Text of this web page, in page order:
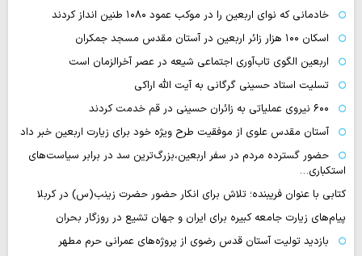
خادمانی که نوای اربعین را در موکب عمود ۱۰۸۰ طنین انداز کردند
اسکان ۱۰۰ هزار زائر اربعین در آستان مقدس مسجد جمکران
اربعین الگوی تاب‌آوری اجتماعی شیعه در عصر آخرالزمان است
تسلیت استاد حسینی گرگانی به آیت الله اراکی
۶۰۰ نیروی عملیاتی به زائران حسینی در قم خدمت کردند
آستان مقدس علوی از موفقیت طرح ویژه خود برای زیارت اربعین خبر داد
حضور گسترده مردم در سفر اربعین،بزرگ‌ترین سد در برابر سیاست‌های
استکباری…
کتابی با عنوان فریبنده؛ تلاش برای انکار حضور حضرت زینب(س) در کربلا
پیام‌های زیارت جامعه کبیره برای ایران و جهان تشیع در روزگار بحران
بازدید تولیت آستان قدس رضوی از پروژه‌های عمرانی حرم مطهر